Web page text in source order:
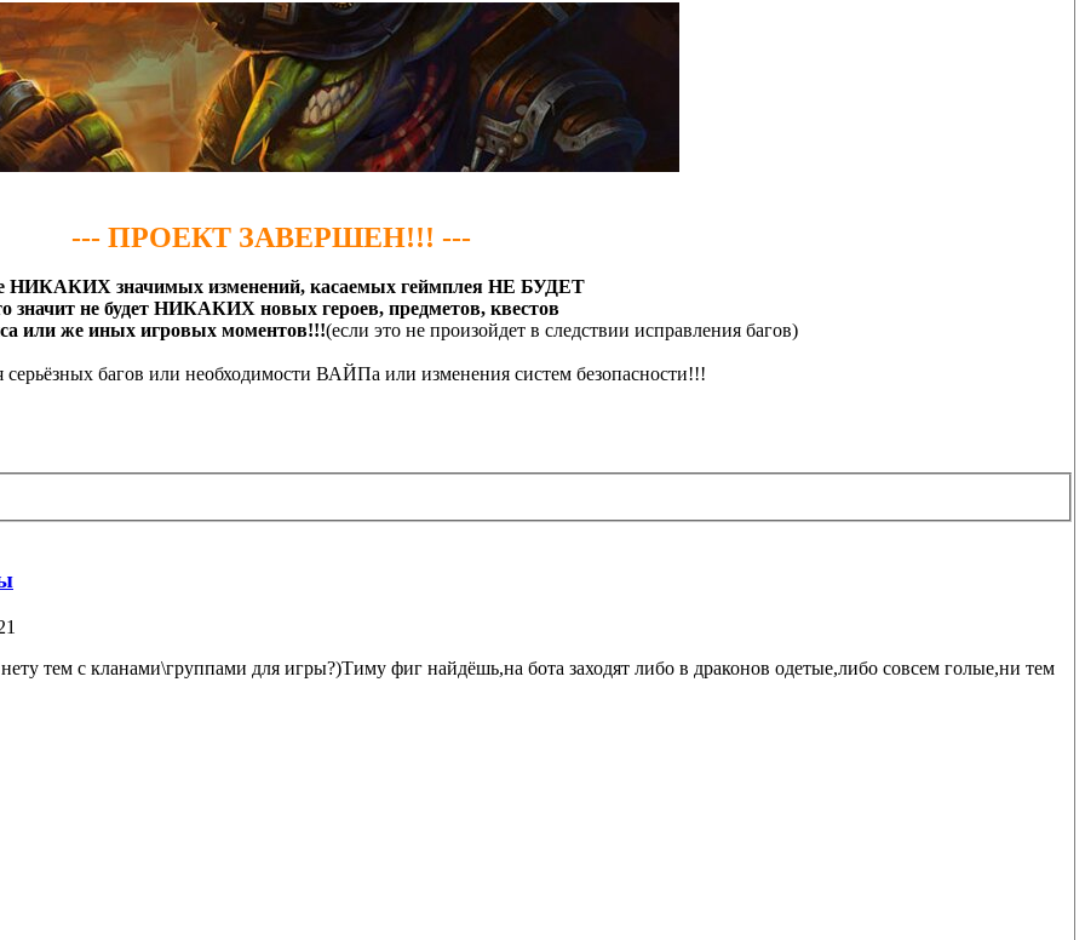
--- ПРОЕКТ ЗАВЕРШЕН!!! ---
НИКАКИХ значимых изменений, касаемых геймплея НЕ БУДЕТ
значит не будет НИКАКИХ новых героев, предметов, квестов
или же иных игровых моментов!!!(если это не произойдет в следствии исправления багов)
багов или необходимости ВАЙПа или изменения систем безопасности!!!
тем с кланами\группами для игры?)Тиму фиг найдёшь,на бота заходят либо в драконов одетые,либо совсем голые,ни тем